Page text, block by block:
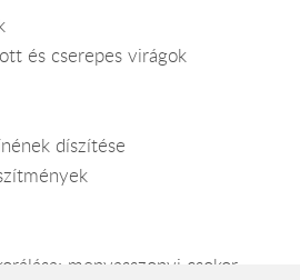
és cserepes virágok
díszítése
menyasszonyi csokor,